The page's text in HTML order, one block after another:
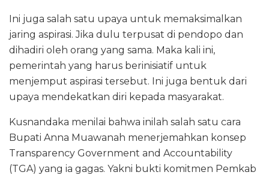
Ini juga salah satu upaya untuk memaksimalkan
jaring aspirasi. Jika dulu terpusat di pendopo dan
dihadiri oleh orang yang sama. Maka kali ini,
pemerintah yang harus berinisiatif untuk
menjemput aspirasi tersebut. Ini juga bentuk dari
upaya mendekatkan diri kepada masyarakat.
Kusnandaka menilai bahwa inilah salah satu cara
Bupati Anna Muawanah menerjemahkan konsep
Transparency Government and Accountability
(TGA) yang ia gagas. Yakni bukti komitmen Pemkab